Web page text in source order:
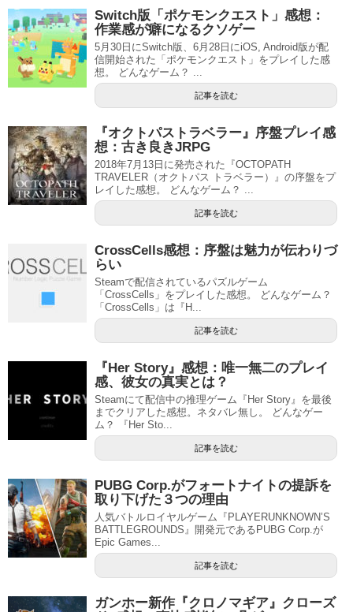
Switch版「ポケモンクエスト」感想：
作業感が癖になるクソゲー
5月30日にSwitch版、6月28日にiOS, Android版が配
信開始された「ポケモンクエスト」をプレイした感
想。 どんなゲーム？ ...
記事を読む
『オクトパストラベラー』序盤プレイ感
想：古き良きJRPG
2018年7月13日に発売された『OCTOPATH
TRAVELER（オクトパス トラベラー）』の序盤をプ
レイした感想。 どんなゲーム？ ...
記事を読む
CrossCells感想：序盤は魅力が伝わりづ
らい
Steamで配信されているパズルゲーム
「CrossCells」をプレイした感想。 どんなゲーム？
「CrossCells」は『H...
記事を読む
『Her Story』感想：唯一無二のプレイ
感、彼女の真実とは？
Steamにて配信中の推理ゲーム『Her Story』を最後
までクリアした感想。ネタバレ無し。 どんなゲー
ム？ 『Her Sto...
記事を読む
PUBG Corp.がフォートナイトの提訴を
取り下げた３つの理由
人気バトルロイヤルゲーム『PLAYERUNKNOWN’S
BATTLEGROUNDS』開発元であるPUBG Corp.が
Epic Games...
記事を読む
ガンホー新作『クロノマギア』クローズ